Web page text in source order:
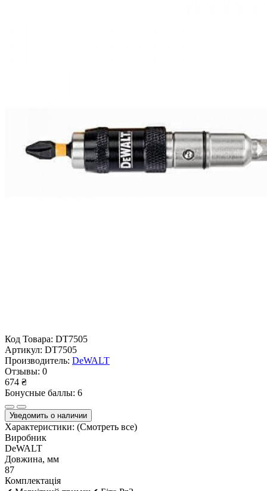
Код Товара: DT7505
Артикул: DT7505
Производитель: DeWALT
Отзывы: 0
674 ₴
Бонусные баллы: 6
Уведомить о наличии
Характеристики: (Смотреть все)
Виробник
DeWALT
Довжина, мм
87
Комплектація